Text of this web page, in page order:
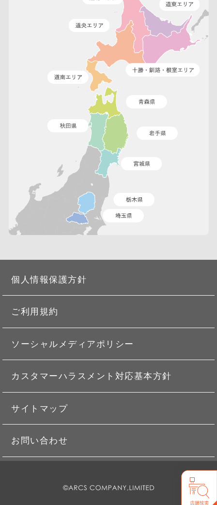
個人情報保護方針
ご利用規約
ソーシャルメディアポリシー
カスタマーハラスメント対応基本方針
サイトマップ
お問い合わせ